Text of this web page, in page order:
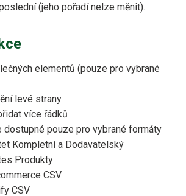
(jeho pořadí nelze měnit).
elementů (pouze pro vybrané
levé strany
více řádků
dostupné pouze pro vybrané formáty
Kompletní a Dodavatelský
Produkty
CSV
CSV